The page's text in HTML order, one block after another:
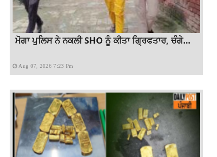
ਮੋਗਾ ਪੁਲਿਸ ਨੇ ਨਕਲੀ SHO ਨੂੰ ਕੀਤਾ ਗ੍ਰਿਫਤਾਰ, ਚੰਗੇ...
Aug 07, 2026 7:23 Pm